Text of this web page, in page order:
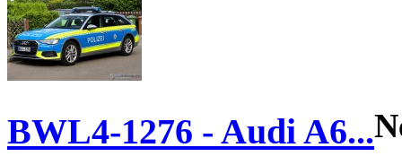
BWL4-1276 - Audi A6...